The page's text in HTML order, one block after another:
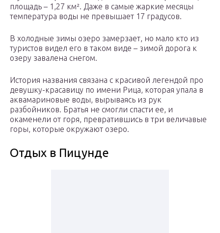
площадь – 1,27 км². Даже в самые жаркие месяцы
температура воды не превышает 17 градусов.
В холодные зимы озеро замерзает, но мало кто из
туристов видел его в таком виде – зимой дорога к
озеру завалена снегом.
История названия связана с красивой легендой про
девушку-красавицу по имени Рица, которая упала в
аквамариновые воды, вырываясь из рук
разбойников. Братья не смогли спасти ее, и
окаменели от горя, превратившись в три величавые
горы, которые окружают озеро.
Отдых в Пицунде